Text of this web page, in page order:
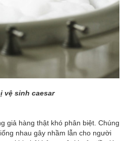
vệ sinh caesar
giả hàng thật khó phân biệt. Chúng
nhau gây nhầm lẫn cho người